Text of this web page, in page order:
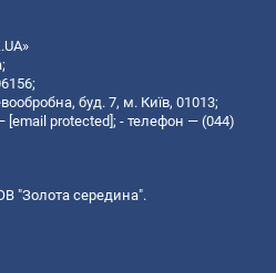
буд. 7, м. Київ, 01013;
[email protected]; - телефон — (044)
"Золота середина".